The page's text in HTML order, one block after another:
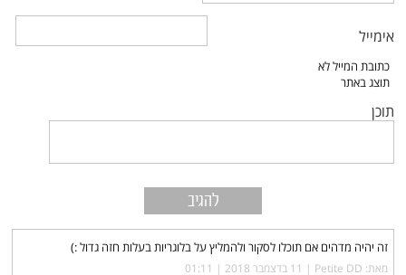
אימייל
תוכן
זה יהיה מדהים אם תוכלו לסקור ולהמליץ על בלוגריות בעלות חזה גדול :)
מאת: Petite DD |‏ 11 בדצמבר 2018 | 01:11